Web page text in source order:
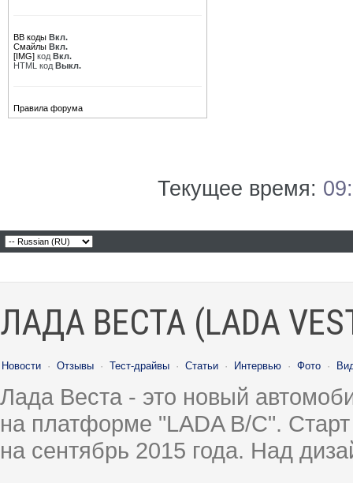
BB коды Вкл.
Смайлы Вкл.
[IMG] код Вкл.
HTML код Выкл.
Правила форума
Текущее время:
ЛАДА ВЕСТА (LADA
Новости · Отзывы · Тест-драйвы · Статьи · Интервью · Фото ·
Лада Веста - это новый
на платформе "LADA B/C".
на сентябрь 2015 года. Над